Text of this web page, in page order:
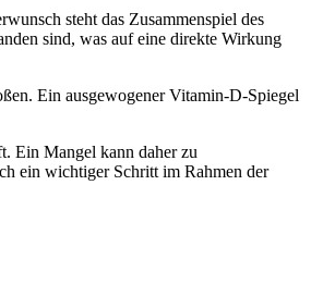
steht das Zusammenspiel des
sind, was auf eine direkte Wirkung
Ein ausgewogener Vitamin-D-Spiegel
Ein Mangel kann daher zu
ein wichtiger Schritt im Rahmen der